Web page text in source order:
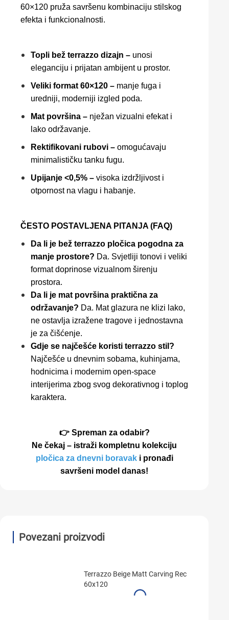
60×120 pruža savršenu kombinaciju stilskog
efekta i funkcionalnosti.
Topli bež terrazzo dizajn – unosi
eleganciju i prijatan ambijent u prostor.
Veliki format 60×120 – manje fuga i
uredniji, moderniji izgled poda.
Mat površina – nježan vizualni efekat i
lako održavanje.
Rektifikovani rubovi – omogućavaju
minimalističku tanku fugu.
Upijanje <0,5% – visoka izdržljivost i
otpornost na vlagu i habanje.
ČESTO POSTAVLJENA PITANJA (FAQ)
Da li je bež terrazzo pločica pogodna za
manje prostore? Da. Svjetliji tonovi i veliki
format doprinose vizualnom širenju
prostora.
Da li je mat površina praktična za
održavanje? Da. Mat glazura ne klizi lako,
ne ostavlja izražene tragove i jednostavna
je za čišćenje.
Gdje se najčešće koristi terrazzo stil?
Najčešće u dnevnim sobama, kuhinjama,
hodnicima i modernim open-space
interijerima zbog svog dekorativnog i toplog
karaktera.
👉 Spreman za odabir?
Ne čekaj – istraži kompletnu kolekciju
pločica za dnevni boravaki pronađi
savršeni model danas!
Povezani proizvodi
Terrazzo Beige Matt Carving Rec
60x120